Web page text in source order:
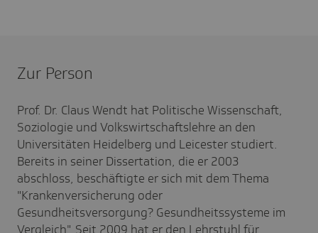
Zur Person
Prof. Dr. Claus Wendt hat Politische Wissenschaft,
Soziologie und Volkswirtschaftslehre an den
Universitäten Heidelberg und Leicester studiert.
Bereits in seiner Dissertation, die er 2003
abschloss, beschäftigte er sich mit dem Thema
"Krankenversicherung oder
Gesundheitsversorgung? Gesundheitssysteme im
Vergleich". Seit 2009 hat er den Lehrstuhl für